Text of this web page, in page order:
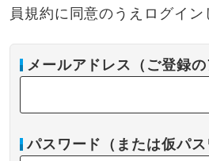
員規約に同意のうえログイン
メールアドレス（ご登録の
パスワード（または仮パス